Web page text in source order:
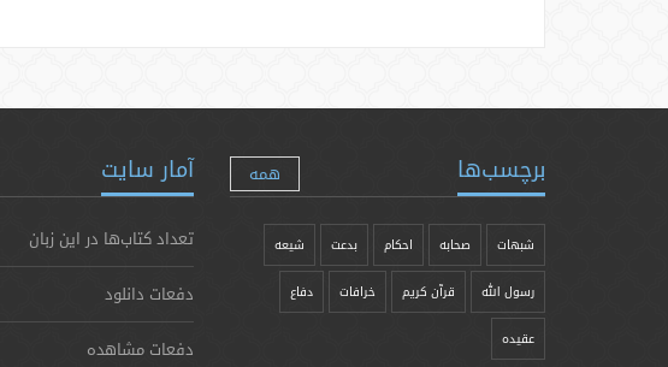
برچسب‌ها همه
شبهات صحابه احکام بدعت شیعه
رسول الله قرآن کریم خرافات دفاع
عقیده
آمار سایت
تعداد کتاب‌ها در این زبان
دفعات دانلود
دفعات مشاهده